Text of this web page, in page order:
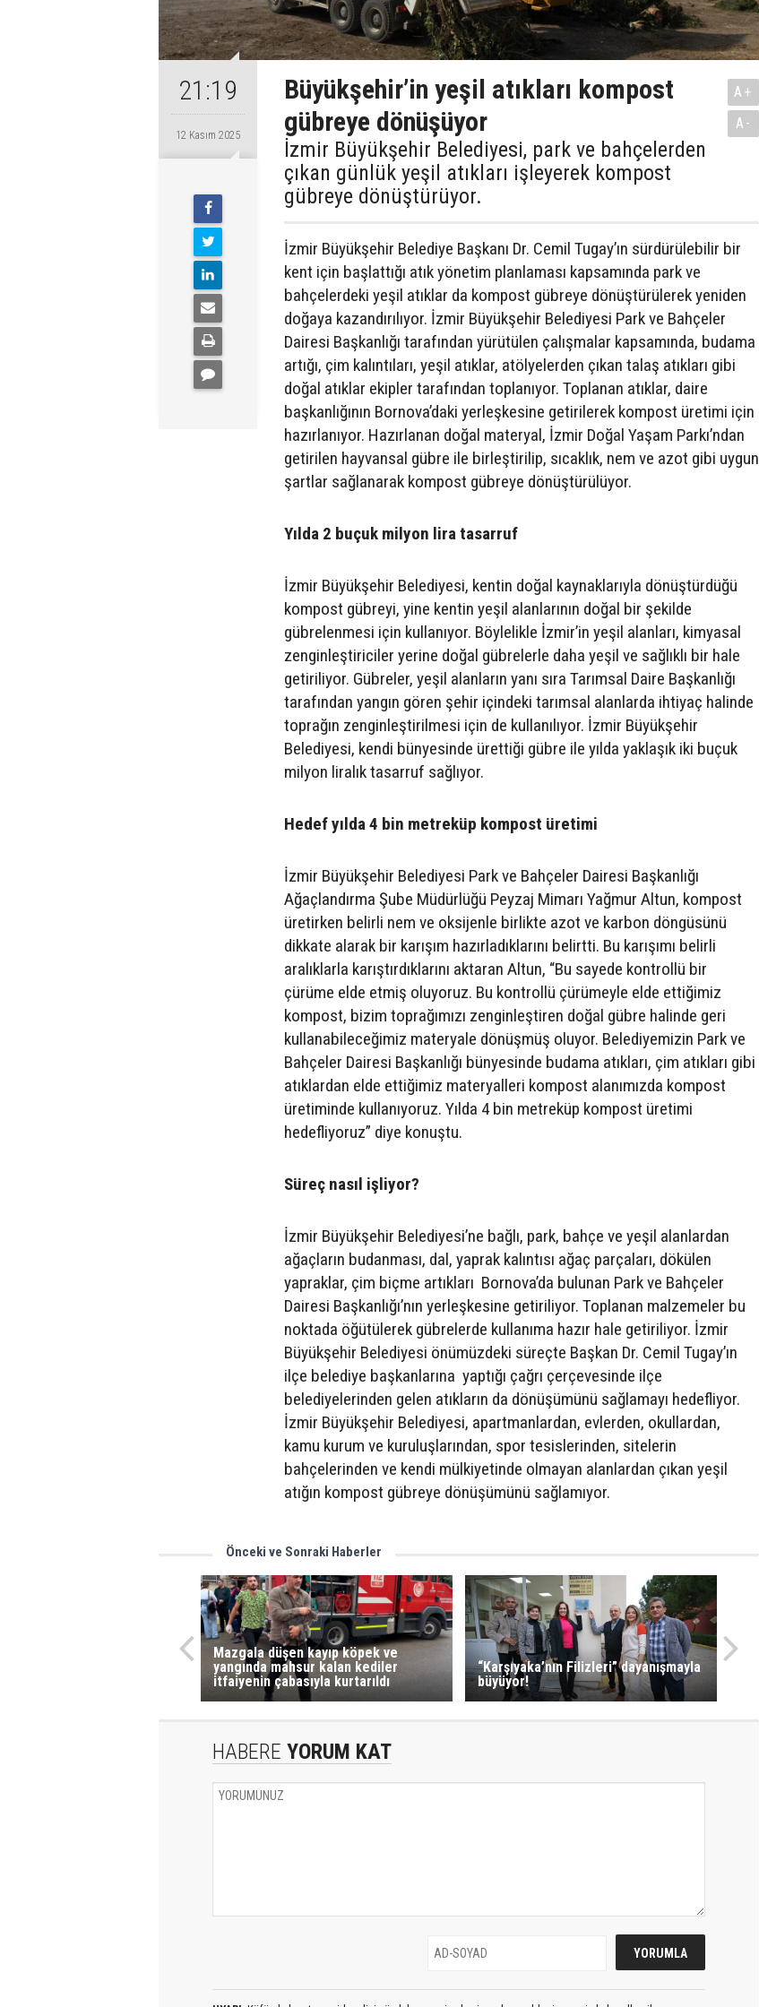
21:19
12 Kasım 2025
Büyükşehir’in yeşil atıkları kompost
gübreye dönüşüyor
İzmir Büyükşehir Belediyesi, park ve bahçelerden
çıkan günlük yeşil atıkları işleyerek kompost
gübreye dönüştürüyor.
A+
A-
İzmir Büyükşehir Belediye Başkanı Dr. Cemil Tugay’ın sürdürülebilir bir
kent için başlattığı atık yönetim planlaması kapsamında park ve
bahçelerdeki yeşil atıklar da kompost gübreye dönüştürülerek yeniden
doğaya kazandırılıyor. İzmir Büyükşehir Belediyesi Park ve Bahçeler
Dairesi Başkanlığı tarafından yürütülen çalışmalar kapsamında, budama
artığı, çim kalıntıları, yeşil atıklar, atölyelerden çıkan talaş atıkları gibi
doğal atıklar ekipler tarafından toplanıyor. Toplanan atıklar, daire
başkanlığının Bornova’daki yerleşkesine getirilerek kompost üretimi için
hazırlanıyor. Hazırlanan doğal materyal, İzmir Doğal Yaşam Parkı’ndan
getirilen hayvansal gübre ile birleştirilip, sıcaklık, nem ve azot gibi uygun
şartlar sağlanarak kompost gübreye dönüştürülüyor.
Yılda 2 buçuk milyon lira tasarruf
İzmir Büyükşehir Belediyesi, kentin doğal kaynaklarıyla dönüştürdüğü
kompost gübreyi, yine kentin yeşil alanlarının doğal bir şekilde
gübrelenmesi için kullanıyor. Böylelikle İzmir’in yeşil alanları, kimyasal
zenginleştiriciler yerine doğal gübrelerle daha yeşil ve sağlıklı bir hale
getiriliyor. Gübreler, yeşil alanların yanı sıra Tarımsal Daire Başkanlığı
tarafından yangın gören şehir içindeki tarımsal alanlarda ihtiyaç halinde
toprağın zenginleştirilmesi için de kullanılıyor. İzmir Büyükşehir
Belediyesi, kendi bünyesinde ürettiği gübre ile yılda yaklaşık iki buçuk
milyon liralık tasarruf sağlıyor.
Hedef yılda 4 bin metreküp kompost üretimi
İzmir Büyükşehir Belediyesi Park ve Bahçeler Dairesi Başkanlığı
Ağaçlandırma Şube Müdürlüğü Peyzaj Mimarı Yağmur Altun, kompost
üretirken belirli nem ve oksijenle birlikte azot ve karbon döngüsünü
dikkate alarak bir karışım hazırladıklarını belirtti. Bu karışımı belirli
aralıklarla karıştırdıklarını aktaran Altun, “Bu sayede kontrollü bir
çürüme elde etmiş oluyoruz. Bu kontrollü çürümeyle elde ettiğimiz
kompost, bizim toprağımızı zenginleştiren doğal gübre halinde geri
kullanabileceğimiz materyale dönüşmüş oluyor. Belediyemizin Park ve
Bahçeler Dairesi Başkanlığı bünyesinde budama atıkları, çim atıkları gibi
atıklardan elde ettiğimiz materyalleri kompost alanımızda kompost
üretiminde kullanıyoruz. Yılda 4 bin metreküp kompost üretimi
hedefliyoruz” diye konuştu.
Süreç nasıl işliyor?
İzmir Büyükşehir Belediyesi’ne bağlı, park, bahçe ve yeşil alanlardan
ağaçların budanması, dal, yaprak kalıntısı ağaç parçaları, dökülen
yapraklar, çim biçme artıkları Bornova’da bulunan Park ve Bahçeler
Dairesi Başkanlığı’nın yerleşkesine getiriliyor. Toplanan malzemeler bu
noktada öğütülerek gübrelerde kullanıma hazır hale getiriliyor. İzmir
Büyükşehir Belediyesi önümüzdeki süreçte Başkan Dr. Cemil Tugay’ın
ilçe belediye başkanlarına yaptığı çağrı çerçevesinde ilçe
belediyelerinden gelen atıkların da dönüşümünü sağlamayı hedefliyor.
İzmir Büyükşehir Belediyesi, apartmanlardan, evlerden, okullardan,
kamu kurum ve kuruluşlarından, spor tesislerinden, sitelerin
bahçelerinden ve kendi mülkiyetinde olmayan alanlardan çıkan yeşil
atığın kompost gübreye dönüşümünü sağlamıyor.
Önceki ve Sonraki Haberler
Mazgala düşen kayıp köpek ve
yangında mahsur kalan kediler
itfaiyenin çabasıyla kurtarıldı
“Karşıyaka’nın Filizleri” dayanışmayla
büyüyor!
HABERE YORUM KAT